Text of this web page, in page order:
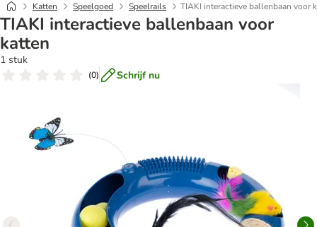
Katten Speelgoed Speelrails TIAKI interactieve ballenbaan voor
TIAKI interactieve ballenbaan voor
katten
1 stuk
(0) Schrijf nu